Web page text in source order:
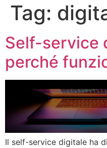
Tag:
Self-service
perché
Il self-service digitale ha